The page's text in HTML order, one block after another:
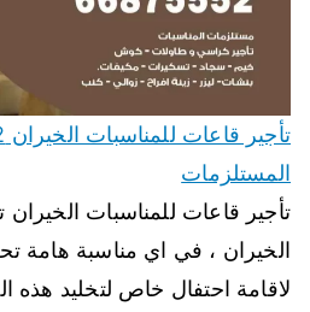
المستلزمات
تأجير قاعات للمناسبات الخيران
الخيران ، في اي مناسبة هامة
لاقامة احتفال خاص لتخليد هذه